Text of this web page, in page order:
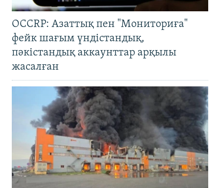
OCCRP: Азаттық пен "Мониториға"
фейк шағым үндістандық,
пәкістандық аккаунттар арқылы
жасалған